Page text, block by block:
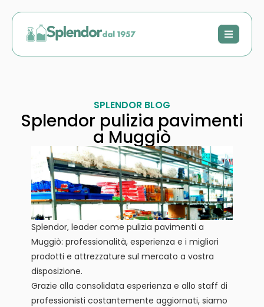
SPLENDOR BLOG
Splendor pulizia pavimenti
a Muggiò
Splendor, leader come pulizia pavimenti a
Muggiò: professionalità, esperienza e i migliori
prodotti e attrezzature sul mercato a vostra
disposizione.
Grazie alla consolidata esperienza e allo staff di
professionisti costantemente aggiornati, siamo